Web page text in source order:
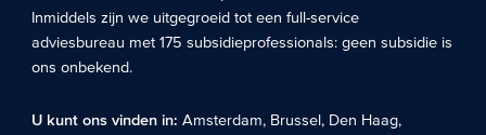
Inmiddels zijn we uitgegroeid tot een full-service
adviesbureau met 175 subsidieprofessionals: geen subsidie is
ons onbekend.
U kunt ons vinden in:Amsterdam, Brussel, Den Haag,